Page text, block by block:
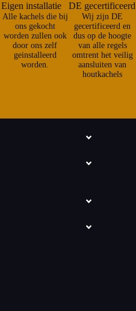
Eigen installatie
Alle kachels die bij
ons gekocht
worden zullen ook
door ons zelf
geinstalleerd
worden.
DE gecertificeerd
Wij zijn DE
gecertificeerd en
dus op de hoogte
van alle regels
omtrent het veilig
aansluiten van
houtkachels